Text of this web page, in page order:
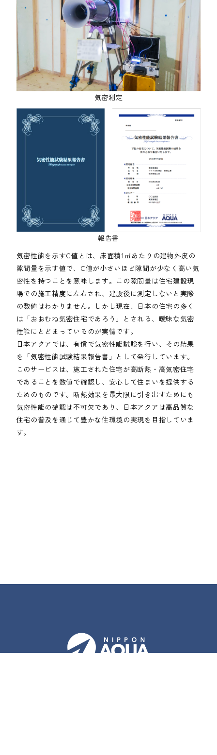
気密測定
報告書
気密性能を示すC値とは、床面積1㎡あたりの建物外皮の
隙間量を示す値で、C値が小さいほど隙間が少なく高い気
密性を持つことを意味します。この隙間量は住宅建設現
場での施工精度に左右され、建設後に測定しないと実際
の数値はわかりません。しかし現在、日本の住宅の多く
は「おおむね気密住宅であろう」とされる、曖昧な気密
性能にとどまっているのが実情です。
日本アクアでは、有償で気密性能試験を行い、その結果
を「気密性能試験結果報告書」として発行しています。
このサービスは、施工された住宅が高断熱・高気密住宅
であることを数値で確認し、安心して住まいを提供する
ためのものです。断熱効果を最大限に引き出すためにも
気密性能の確認は不可欠であり、日本アクアは高品質な
住宅の普及を通じて豊かな住環境の実現を目指していま
す。